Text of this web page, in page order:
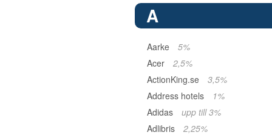
A
Aarke
5%
Acer
2,5%
ActionKing.se
3,5%
Address hotels
1%
Adidas
upp till 3%
Adlibris
2,25%